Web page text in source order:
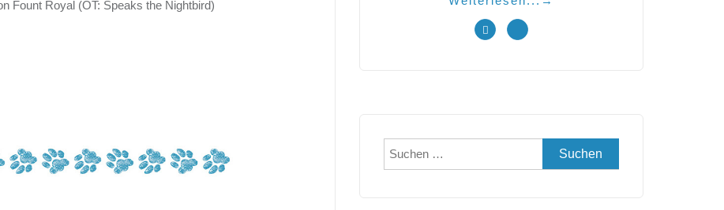
Fount Royal (OT: Speaks the Nightbird)
Suchen
nach: